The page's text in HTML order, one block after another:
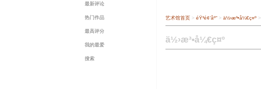
最新评论
热门作品
最高评分
我的最爱
搜索
艺术馆首页> éŸ³é¢‘åº“> ä½›æ³•å¼€ç¤º>
ä½›æ³•å¼€ç¤º